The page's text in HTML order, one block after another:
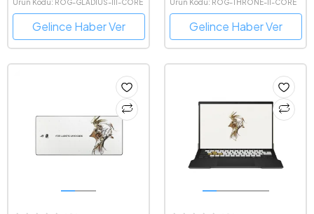
Ürün Kodu: ROG-GLADIUS-III-CORE
Gelince Haber Ver
Ürün Kodu: ROG-THRONE-II-CORE
Gelince Haber Ver